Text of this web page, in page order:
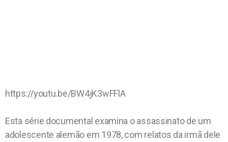
https://youtu.be/BW4jK3wFFlA
Esta série documental examina o assassinato de um
adolescente alemão em 1978, com relatos da irmã dele